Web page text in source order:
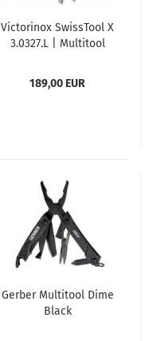
Victorinox SwissTool X
3.0327.L | Multitool
189,00 EUR
Gerber Multitool Dime
Black